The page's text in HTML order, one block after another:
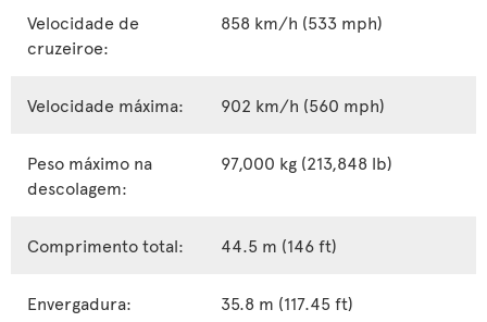
Velocidade de
cruzeiroe:
858 km/h (533 mph)
Velocidade máxima: 902 km/h (560 mph)
Peso máximo na
descolagem:
97,000 kg (213,848 lb)
Comprimento total: 44.5 m (146 ft)
Envergadura: 35.8 m (117.45 ft)